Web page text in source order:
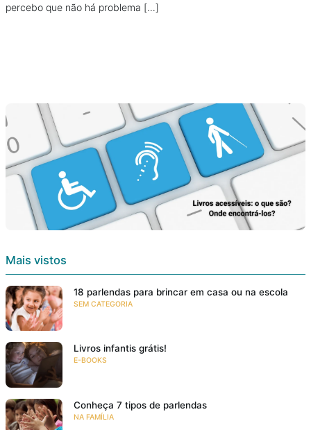
percebo que não há problema […]
Mais vistos
18 parlendas para brincar em casa ou na escola
SEM CATEGORIA
Livros infantis grátis!
E-BOOKS
Conheça 7 tipos de parlendas
NA FAMÍLIA